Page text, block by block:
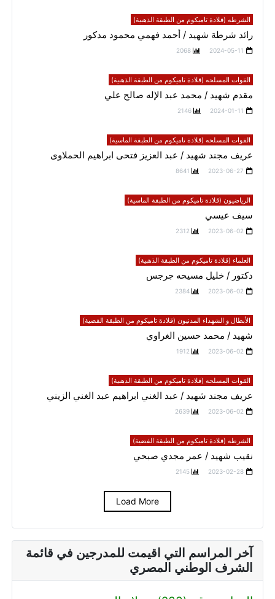
الشرطه (قلادة تاميكوم من الطبقة الذهبية)
رائد شرطة شهيد / أحمد فهمي محمود مدكور
2024-05-11
2068
القوات المسلحه (قلادة تاميكوم من الطبقة الذهبية)
مقدم شهيد / محمد عبد الإله صالح علي
2024-01-11
2146
القوات المسلحه (قلادة تاميكوم من الطبقة الماسية)
عريف مجند شهيد / عبد العزيز فتحى ابراهيم الحملاوى
2023-06-27
8641
الرياضيون (قلادة تاميكوم من الطبقة الماسية)
سيف عيسي
2023-06-02
2312
العلماء (قلادة تاميكوم من الطبقة الذهبية)
دكتور / خليل مسيحه جرجس
2023-06-02
2384
الأبطال و الشهداء المدنيون (قلادة تاميكوم من الطبقة الفضية)
شهيد / محمد حسين الغراوي
2023-06-02
1912
القوات المسلحه (قلادة تاميكوم من الطبقة الذهبية)
عريف مجند شهيد / عبد الغني ابراهيم عبد الغني الزيني
2023-06-02
2639
الشرطه (قلادة تاميكوم من الطبقة الفضية)
نقيب شهيد / عمر مجدي صبحي
2023-02-28
2145
Load More
آخر المراسم التي اقيمت للمدرجين في قائمة
الشرف الوطني المصري